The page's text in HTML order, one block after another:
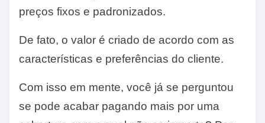
preços fixos e padronizados.
De fato, o valor é criado de acordo com as
características e preferências do cliente.
Com isso em mente, você já se perguntou
se pode acabar pagando mais por uma